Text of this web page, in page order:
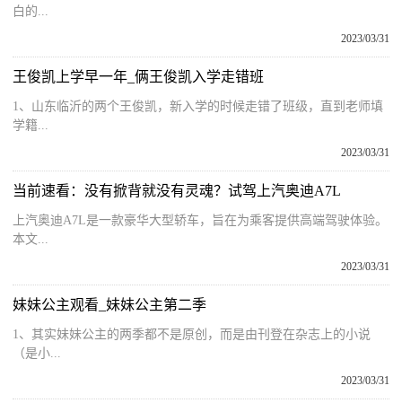
白的...
2023/03/31
王俊凯上学早一年_俩王俊凯入学走错班
1、山东临沂的两个王俊凯，新入学的时候走错了班级，直到老师填
学籍...
2023/03/31
当前速看：没有掀背就没有灵魂？试驾上汽奥迪A7L
上汽奥迪A7L是一款豪华大型轿车，旨在为乘客提供高端驾驶体验。
本文...
2023/03/31
妹妹公主观看_妹妹公主第二季
1、其实妹妹公主的两季都不是原创，而是由刊登在杂志上的小说
（是小...
2023/03/31